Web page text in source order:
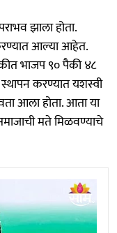
झाला होता.
आल्या आहेत.
भाजप ९० पैकी ४८
करण्यात यशस्वी
आला होता. आता या
मते मिळवण्याचे